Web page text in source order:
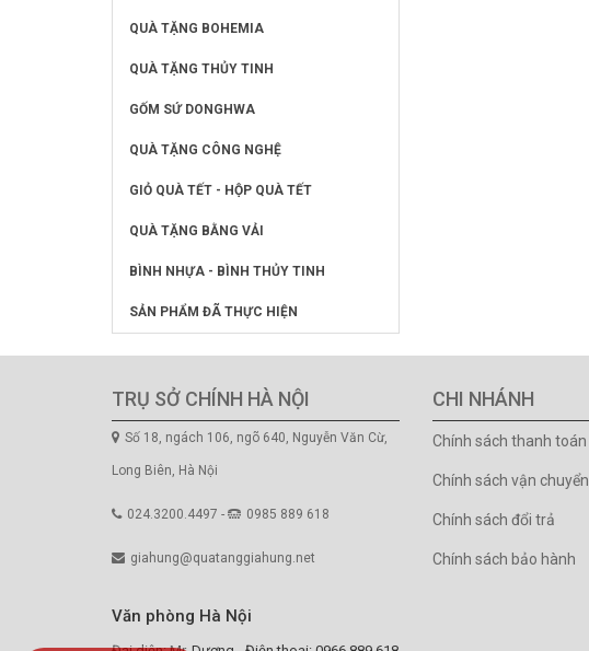
QUÀ TẶNG BOHEMIA
QUÀ TẶNG THỦY TINH
GỐM SỨ DONGHWA
QUÀ TẶNG CÔNG NGHỆ
GIỎ QUÀ TẾT - HỘP QUÀ TẾT
QUÀ TẶNG BẰNG VẢI
BÌNH NHỰA - BÌNH THỦY TINH
SẢN PHẨM ĐÃ THỰC HIỆN
TRỤ SỞ CHÍNH HÀ NỘI
Số 18, ngách 106, ngõ 640, Nguyễn Văn Cừ,
Long Biên, Hà Nội
024.3200.4497 - 0985 889 618
giahung@quatanggiahung.net
CHI NHÁNH
Chính sách thanh toán
Chính sách vận chuyển
Chính sách đổi trả
Chính sách bảo hành
Văn phòng Hà Nội